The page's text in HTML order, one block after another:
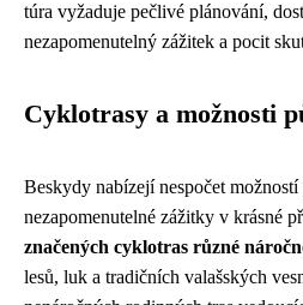
túra vyžaduje pečlivé plánování,
nezapomenutelný zážitek a pocit
Cyklotrasy a možnosti
Beskydy nabízejí nespočet
nezapomenutelné zážitky v krásné
značených cyklotras různé
lesů, luk a tradičních valašských